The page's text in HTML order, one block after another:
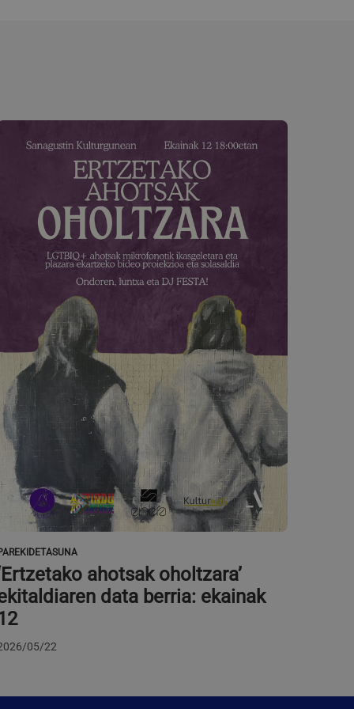
ahotsak oholtzara’
data berria: ekainak
05/22
hau da, Google-k
da.
sortutako
bateko orrialde-
kanpainaren
eusteko.
berrien probak
talde desberdinei
plataforma
ikuspegien
Youtubeko
webguneko
zaharra erabiltzen